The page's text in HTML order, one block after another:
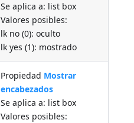
Se aplica a: list box
Valores posibles:
lk no (0): oculto
lk yes (1): mostrado
Propiedad Mostrar
encabezados
Se aplica a: list box
Valores posibles: